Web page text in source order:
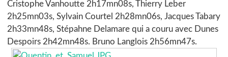
Cristophe Vanhoutte 2h17mn08s, Thierry Leber
2h25mn03s, Sylvain Courtel 2h28mn06s, Jacques Tabary
2h33mn48s, Stépahne Delamare qui a couru avec Dunes
Despoirs 2h42mn48s. Bruno Langlois 2h56mn47s.